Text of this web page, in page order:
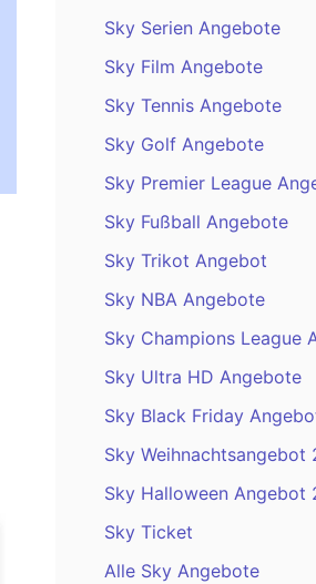
Sky Serien Angebote
Sky Film Angebote
Sky Tennis Angebote
Sky Golf Angebote
Sky Premier League
Sky Fußball Angebote
Sky Trikot Angebot
Sky NBA Angebote
Sky Champions League
Sky Ultra HD Angebote
Sky Black Friday
Sky Weihnachtsangebot
Sky Halloween Angebot
Sky Ticket
Alle Sky Angebote